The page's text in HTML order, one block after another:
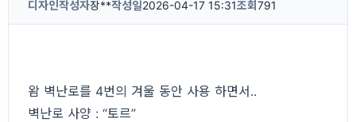
디자인작성자장**작성일2026-04-17 15:31조회 791
왐 벽난로를 4번의 겨울 동안 사용 하면서..
벽난로 사양 : “토르”